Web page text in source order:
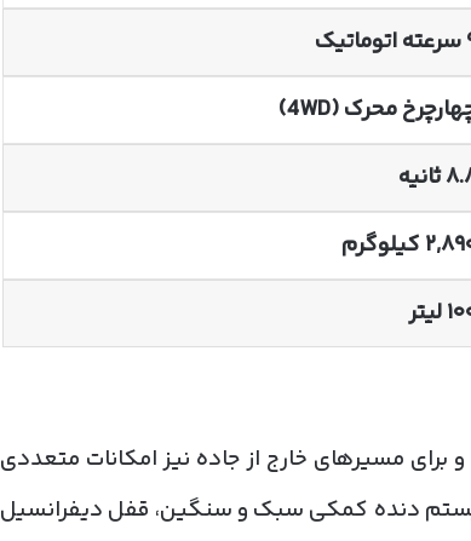
سرعته اتوماتیک
محرک(4WD)
ثانیه
کیلوگرم
لیتر
و برای مسیرهای خارج از جاده نیز امکانات متعددی
سیستم دنده کمکی سبک و سنگین، قفل دیفرانسیل